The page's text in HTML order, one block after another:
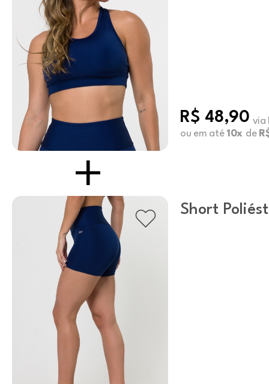
R$ 48,90 via
ou em até 10x de
Short